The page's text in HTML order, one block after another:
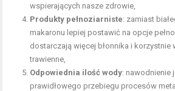
wspierających nasze zdrowie,
Produkty pełnoziarniste: zamiast
makaronu lepiej postawić na opcje
dostarczają więcej błonnika i korzystnie
trawienne,
Odpowiednia ilość wody: nawodnienie
prawidłowego przebiegu procesów